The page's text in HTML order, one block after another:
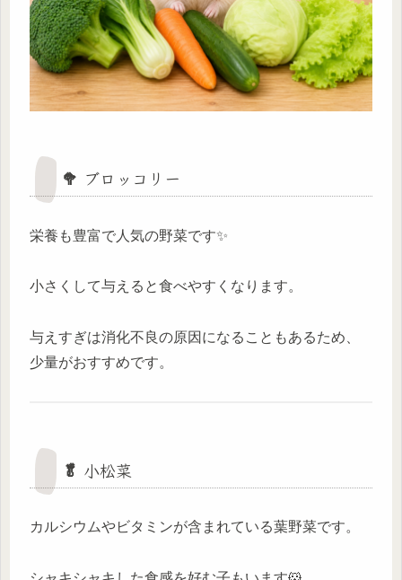
🥦 ブロッコリー
栄養も豊富で人気の野菜です✨
小さくして与えると食べやすくなります。
与えすぎは消化不良の原因になることもあるため、
少量がおすすめです。
🥬 小松菜
カルシウムやビタミンが含まれている葉野菜です。